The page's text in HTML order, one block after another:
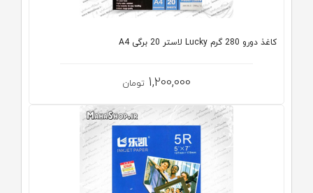
کاغذ دورو 280 گرم Lucky لاستر 20 برگی A4
1,200,000 تومان